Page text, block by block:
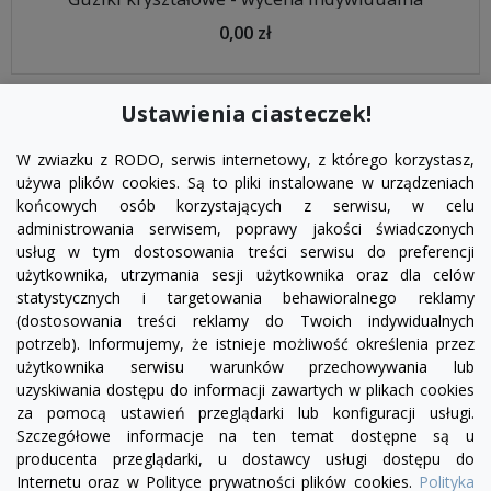
0,00 zł
FacebookYouTubePinterest
Ustawienia ciasteczek!
W zwiazku z RODO, serwis internetowy, z którego korzystasz,
używa plików cookies. Są to pliki instalowane w urządzeniach
końcowych osób korzystających z serwisu, w celu
administrowania serwisem, poprawy jakości świadczonych
usług w tym dostosowania treści serwisu do preferencji
użytkownika, utrzymania sesji użytkownika oraz dla celów
statystycznych i targetowania behawioralnego reklamy
(dostosowania treści reklamy do Twoich indywidualnych
potrzeb). Informujemy, że istnieje możliwość określenia przez
użytkownika serwisu warunków przechowywania lub
uzyskiwania dostępu do informacji zawartych w plikach cookies
za pomocą ustawień przeglądarki lub konfiguracji usługi.
Szczegółowe informacje na ten temat dostępne są u
producenta przeglądarki, u dostawcy usługi dostępu do
Internetu oraz w Polityce prywatności plików cookies. Polityka
PRODUKTY

INFORMACJE
